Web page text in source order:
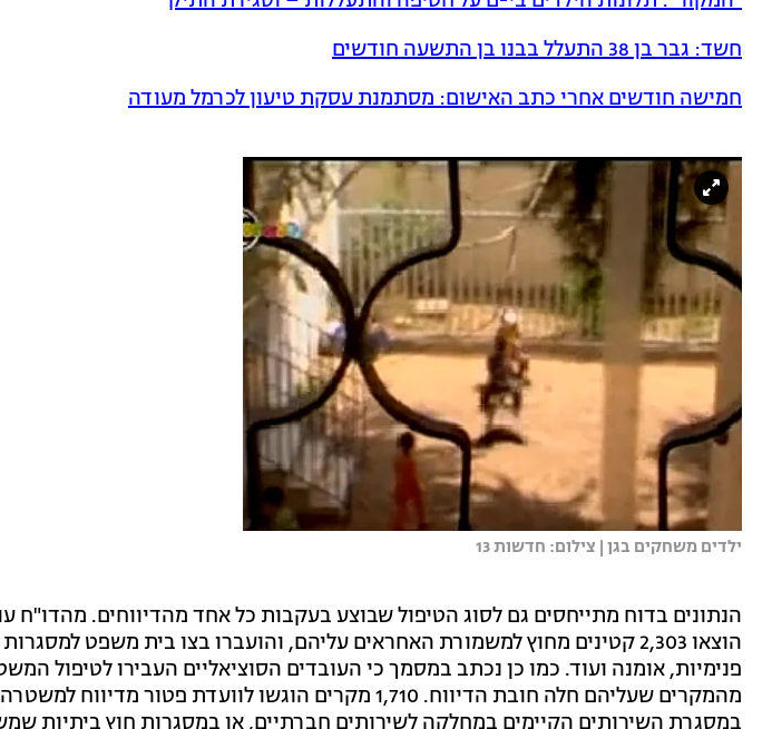
חשד: גבר בן 38 התעלל בבנו בן התשעה חודשים
חמישה חודשים אחרי כתב האישום: מסתמנת עסקת טיעון לכרמל מעודה
ילדים משחקים בגן | צילום: חדשות 13
הוצאו 2,303 קטינים מחוץ למשמורת האחראים עליהם, והועברו בצו בית משפט
מהמקרים שעליהם חלה חובת הדיווח. 1,710 מקרים הוגשו לוועדת פטור
במסגרת השירותים הקיימים במחלקה לשירותים חברתיים, או במסגרות חוץ ביתיות